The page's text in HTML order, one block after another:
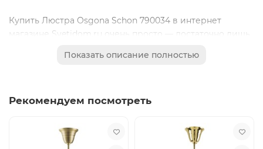
Купить Люстра Osgona Schon 790034 в интернет
магазине Svetidom.ru очень просто — достаточно лишь
корзину. Вы можете корректировать свой заказ до
Мы знаем, что у Вас всегда есть выбор. Спасибо что
Показать описание полностью
Рекомендуем посмотреть